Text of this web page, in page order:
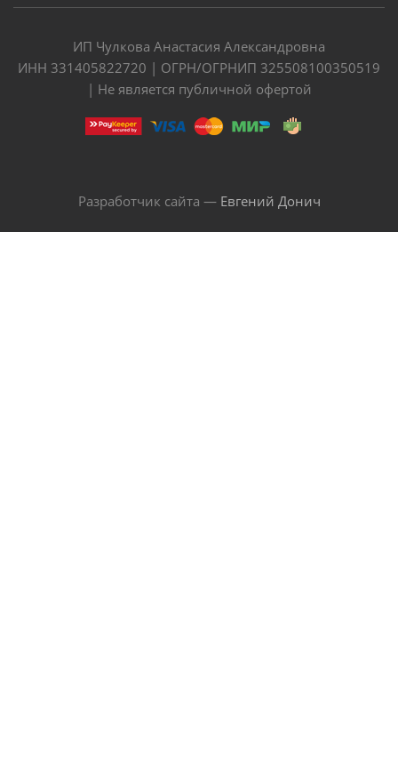
ИП Чулкова Анастасия Александровна
ИНН 331405822720 | ОГРН/ОГРНИП 325508100350519
| Не является публичной офертой
Разработчик сайта — Евгений Донич